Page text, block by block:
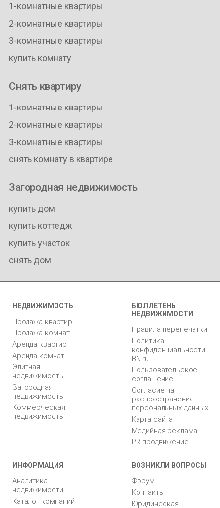
1-комнатные квартиры
2-комнатные квартиры
3-комнатные квартиры
купить комнату
Снять квартиру
1-комнатные квартиры
2-комнатные квартиры
3-комнатные квартиры
снять комнату в квартире
Загородная недвижимость
купить дом
купить коттедж
купить участок
снять дом
НЕДВИЖИМОСТЬ
Продажа квартир
Продажа комнат
Аренда квартир
Аренда комнат
Элитная
недвижимость
Загородная
недвижимость
Коммерческая
недвижимость
БЮЛЛЕТЕНЬ
НЕДВИЖИМОСТИ
Правила перепечатки
Политика
конфиденциальности
BN.ru
Пользовательское
соглашение
Согласие на
распространение
персональных данных
Карта сайта
Медийная реклама
PR продвижение
ИНФОРМАЦИЯ
Аналитика
недвижимости
Каталог компаний
ВОЗНИКЛИ ВОПРОСЫ
Форум
Контакты
Юридическая